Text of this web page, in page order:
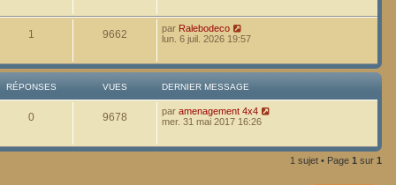
1 9662 par Ralebodeco
lun. 6 juil. 2026 19:57
RÉPONSES VUES DERNIER MESSAGE
0 9678 par amenagement 4x4
mer. 31 mai 2017 16:26
1 sujet • Page 1 sur 1